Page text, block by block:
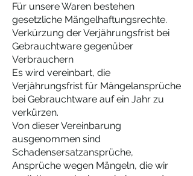
Für unsere Waren bestehen
gesetzliche Mängelhaftungsrechte.
Verkürzung der Verjährungsfrist bei
Gebrauchtware gegenüber
Verbrauchern
Es wird vereinbart, die
Verjährungsfrist für Mängelansprüche
bei Gebrauchtware auf ein Jahr zu
verkürzen.
Von dieser Vereinbarung
ausgenommen sind
Schadensersatzansprüche,
Ansprüche wegen Mängeln, die wir